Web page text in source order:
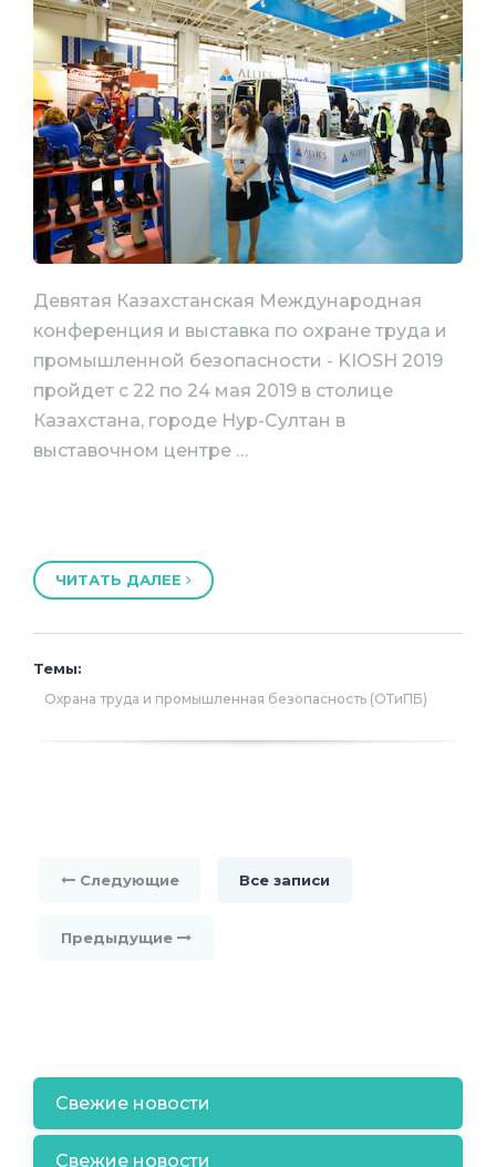
Девятая Казахстанская Международная
конференция и выставка по охране труда и
промышленной безопасности - KIOSH 2019
пройдет с 22 по 24 мая 2019 в столице
Казахстана, городе Нур-Султан в
выставочном центре …
ЧИТАТЬ ДАЛЕЕ
Темы:
Охрана труда и промышленная безопасность (ОТиПБ)
Следующие Все записи
Предыдущие
Свежие новости
Свежие новости